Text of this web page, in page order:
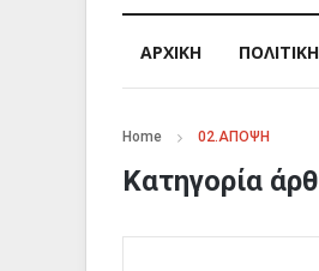
ΑΡΧΙΚΉ ΠΟΛΙΤΙΚΗ
Home 02.ΑΠΟΨΗ
Κατηγορία